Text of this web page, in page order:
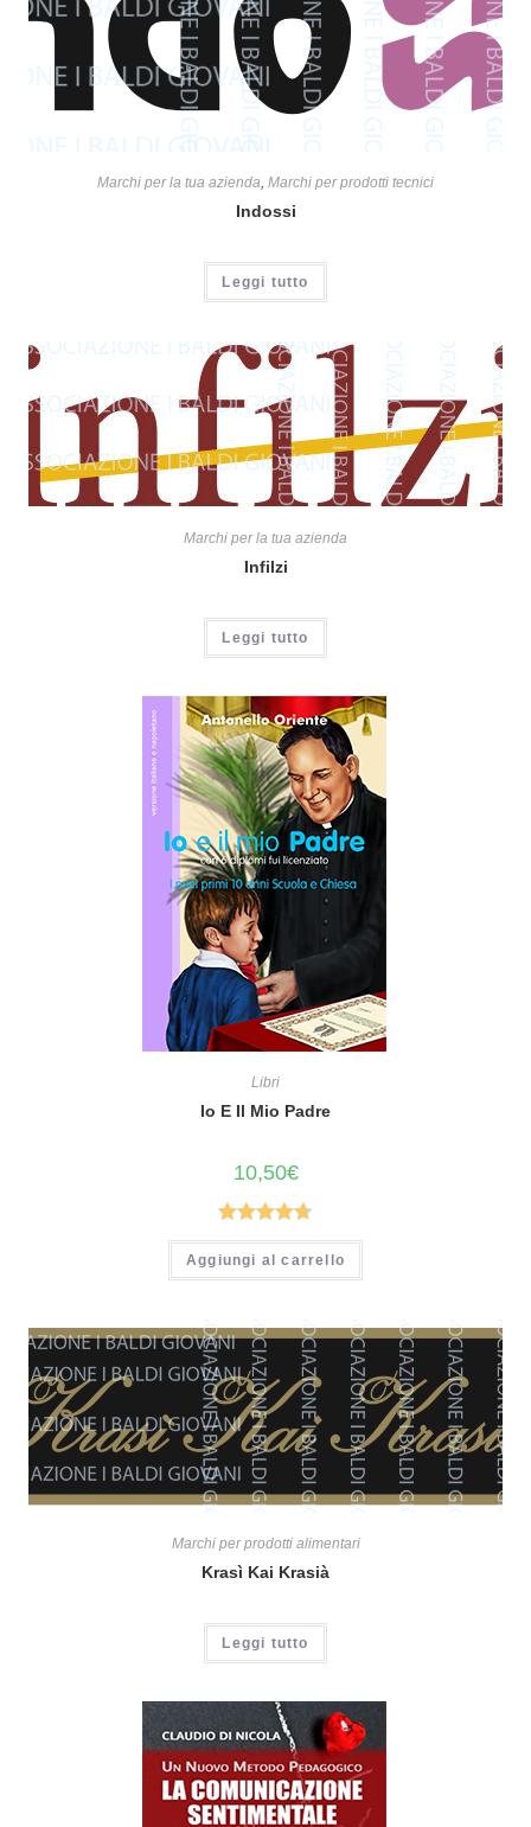
Marchi per la tua azienda, Marchi per prodotti tecnici
Indossi
Leggi tutto
Marchi per la tua azienda
Infilzi
Leggi tutto
Libri
Io E Il Mio Padre
10,50€
Valutato
4.69 su 5
Aggiungi al carrello
Marchi per prodotti alimentari
Krasì Kai Krasià
Leggi tutto